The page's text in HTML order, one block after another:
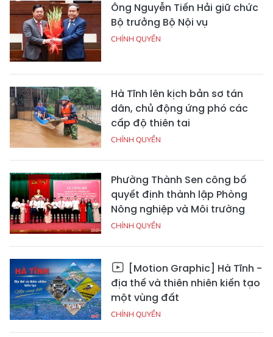
Ông Nguyễn Tiến Hải giữ chức
Bộ trưởng Bộ Nội vụ
CHÍNH QUYỀN
Hà Tĩnh lên kịch bản sơ tán
dân, chủ động ứng phó các
cấp độ thiên tai
CHÍNH QUYỀN
Phường Thành Sen công bố
quyết định thành lập Phòng
Nông nghiệp và Môi trường
CHÍNH QUYỀN
[Motion Graphic] Hà Tĩnh -
địa thế và thiên nhiên kiến tạo
một vùng đất
CHÍNH QUYỀN